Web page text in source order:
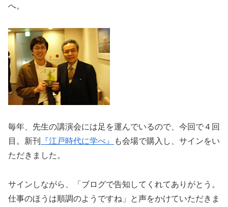
へ。
毎年、先生の講演会には足を運んでいるので、今回で４回
目。新刊
『江戸時代に学べ』
も会場で購入し、サインをい
ただきました。
サインしながら、「ブログで告知してくれてありがとう。
仕事のほうは順調のようですね」と声をかけていただきま